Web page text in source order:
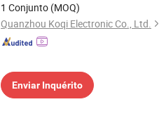
1 Conjunto (MOQ)
Quanzhou Koqi Electronic Co., Ltd.
Enviar Inquérito